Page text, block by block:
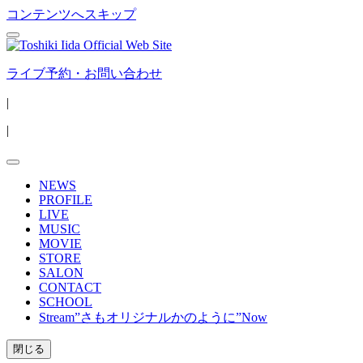
コンテンツへスキップ
ライブ予約・お問い合わせ
|
|
NEWS
PROFILE
LIVE
MUSIC
MOVIE
STORE
SALON
CONTACT
SCHOOL
Stream”さもオリジナルかのように”Now
閉じる